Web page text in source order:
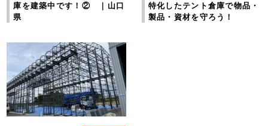
庫を建築中です！② ｜山口
県
特化したテント倉庫で物品・
製品・資材を守ろう！